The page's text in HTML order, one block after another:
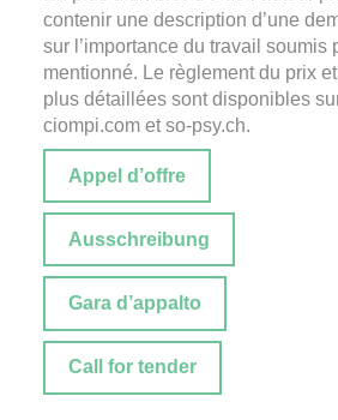
contenir une description d’une
sur l’importance du travail soumis
mentionné. Le règlement du prix
plus détaillées sont disponibles
ciompi.comet so-psy.ch.
Appel d’offre
Ausschreibung
Gara d’appalto
Call for tender